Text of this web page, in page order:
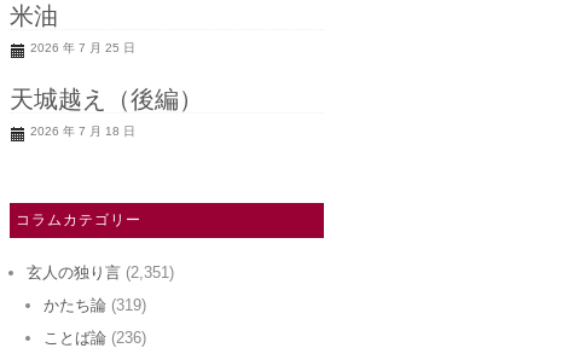
米油
2026 年 7 月 25 日
天城越え（後編）
2026 年 7 月 18 日
コラムカテゴリー
玄人の独り言 (2,351)
かたち論 (319)
ことば論 (236)